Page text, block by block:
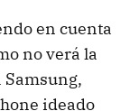
en cuenta
no verá la
ideado